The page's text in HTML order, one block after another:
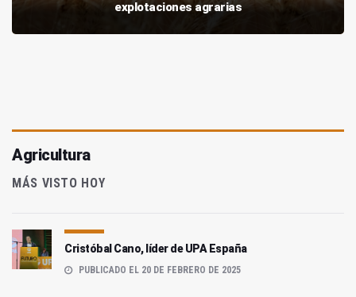
explotaciones agrarias
Agricultura
MÁS VISTO HOY
Cristóbal Cano, líder de UPA España
PUBLICADO EL 20 DE FEBRERO DE 2025